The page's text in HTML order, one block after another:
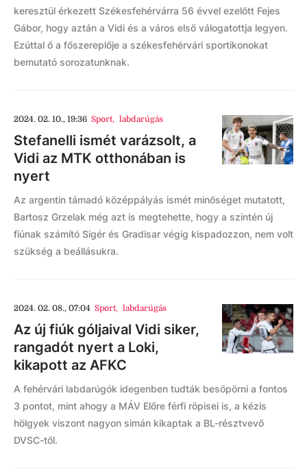
keresztül érkezett Székesfehérvárra 56 évvel ezelőtt Fejes
Gábor, hogy aztán a Vidi és a város első válogatottja legyen.
Ezúttal ő a főszereplője a székesfehérvári sportikonokat
bemutató sorozatunknak.
2024. 02. 10., 19:36 Sport, labdarúgás
Stefanelli ismét varázsolt, a
Vidi az MTK otthonában is
nyert
Az argentin támadó középpályás ismét minőséget mutatott,
Bartosz Grzelak még azt is megtehette, hogy a szintén új
fiúnak számító Sigér és Gradisar végig kispadozzon, nem volt
szükség a beállásukra.
2024. 02. 08., 07:04 Sport, labdarúgás
Az új fiúk góljaival Vidi siker,
rangadót nyert a Loki,
kikapott az AFKC
A fehérvári labdarúgók idegenben tudták besöpörni a fontos
3 pontot, mint ahogy a MÁV Előre férfi röpisei is, a kézis
hölgyek viszont nagyon simán kikaptak a BL-résztvevő
DVSC-től.